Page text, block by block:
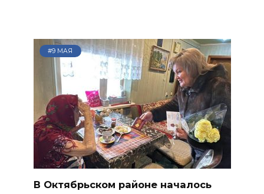
#9 МАЯ
В Октябрьском районе началось